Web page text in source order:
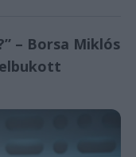
– Borsa Miklós